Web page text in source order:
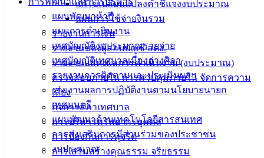
แก้ไขเปลี่ยนแปลงคำชี้แจงงบประมาณ
แผนการใช้จ่ายงินรวม
รายงานการเงิน
รายงานของผู้สอบบัญชี สตง.
รายงานแสดงผลการดำเนินงาน (งบประมาณ)
ตรวจสอบภายใน การควบคุมภายใน จัดการความ
เสี่ยง
กิจการสภาเทศบาล
การบริหารทรัพยากรบุคคล
การป้องกันการทุจริต
การเสริมสร้างคุณธรรม จริยธรรม
แผนพัฒนาห้าปี
แผนการดำเนินงาน
เทศบัญญัติงบประมาณรายจ่าย
เทศบัญญัติเทศบาลเมืองอ่างศิลา
รายงานการติดตามและประเมินผลฯ
รายงานผลการปฏิบัติงานตามนโยบายนายก
เทศมนตรี
แผนพัฒนาด้านเทคโนโลยีสารสนเทศ
การส่งเสริมการมีส่วนร่วมของประชาชน
งบประมาณ
งาน
ข่าวสาร
น่ารู้
ศุนย์
ข้อมูล
ข่าวสาร
อิเล็กทรอนิกส์
องค์
ความรู้
(Knowledge
Management)